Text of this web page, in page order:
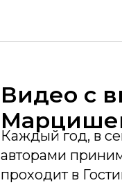
Видео с
Каждый год, в
авторами
проходит в